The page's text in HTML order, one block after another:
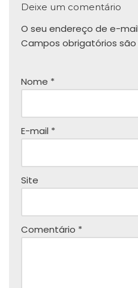
Deixe um comentário
O seu endereço de e-
Campos obrigatórios
Nome *
E-mail *
Site
Comentário *